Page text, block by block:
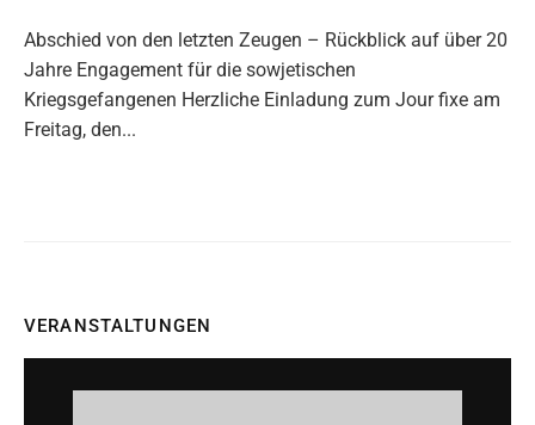
Abschied von den letzten Zeugen – Rückblick auf über 20
Jahre Engagement für die sowjetischen
Kriegsgefangenen Herzliche Einladung zum Jour fixe am
Freitag, den...
VERANSTALTUNGEN